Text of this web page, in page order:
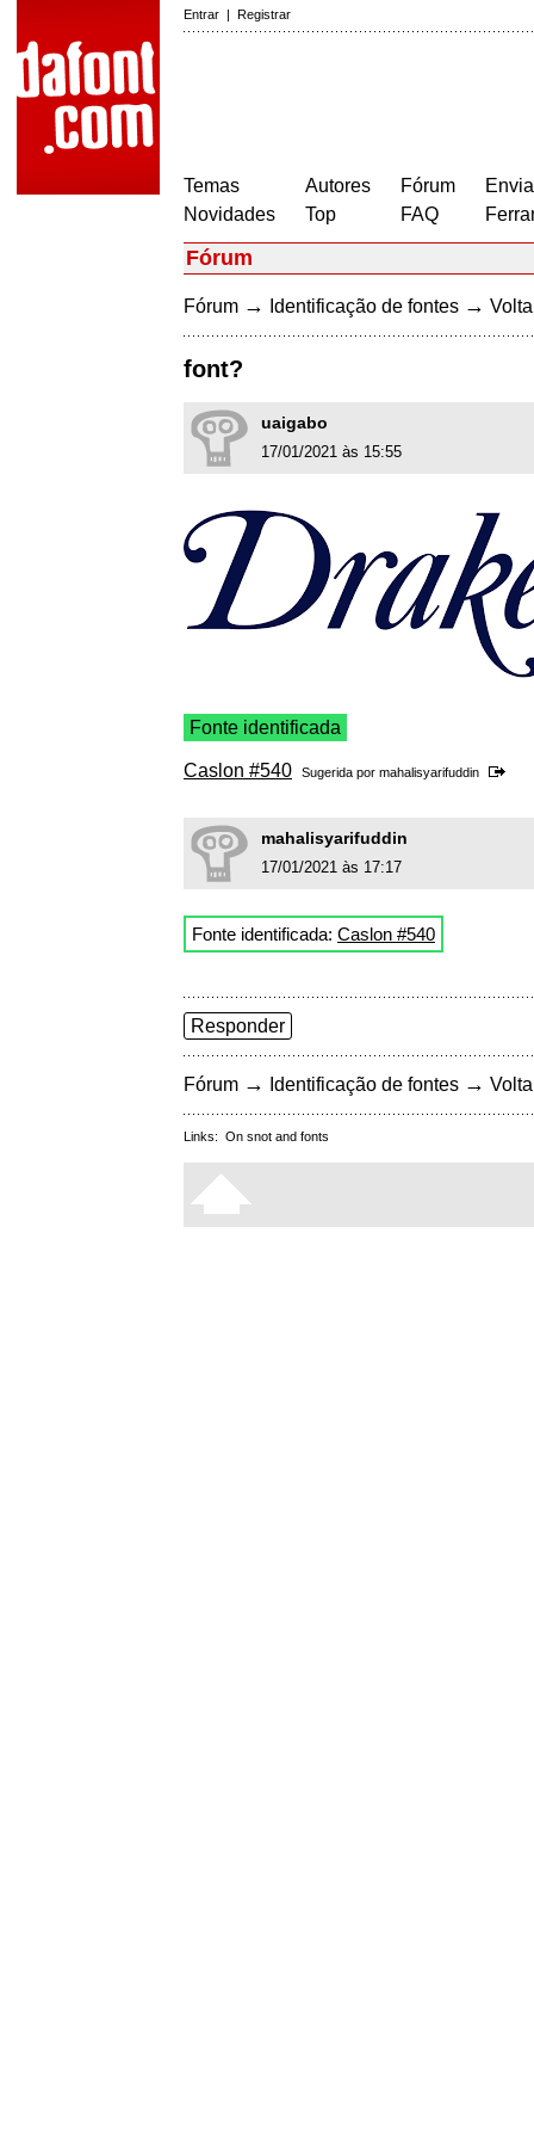
Entrar | Registrar
Temas
Novidades
Autores
Top
Fórum
FAQ
Fórum
Fórum → Identificação de fontes →
font?
uaigabo
17/01/2021 às 15:55
Fonte identificada
Caslon #540 Sugerida por mahalisyarifuddin
mahalisyarifuddin
17/01/2021 às 17:17
Fonte identificada: Caslon #540
Responder
Fórum → Identificação de fontes →
Links: On snot and fonts